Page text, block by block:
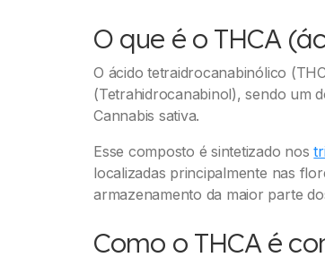
O que é o THCA
O ácido tetraidrocanabinólico
(Tetrahidrocanabinol), sendo um
Cannabis sativa.
Esse composto é sintetizado nos
localizadas principalmente nas
armazenamento da maior parte
Como o THCA é